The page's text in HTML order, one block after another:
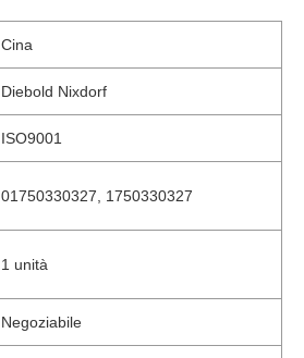
Cina
Diebold Nixdorf
ISO9001
01750330327, 1750330327
1 unità
Negoziabile